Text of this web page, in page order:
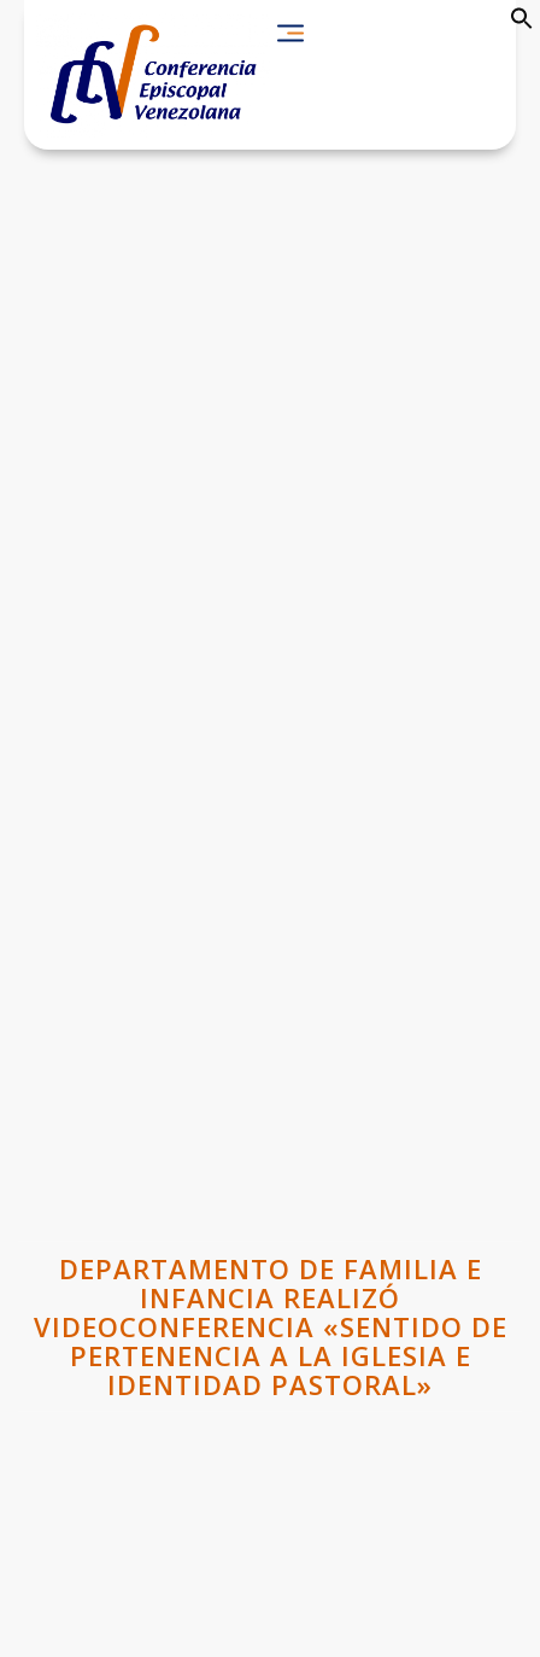
DEPARTAMENTO DE FAMILIA E
INFANCIA REALIZÓ
VIDEOCONFERENCIA «SENTIDO DE
PERTENENCIA A LA IGLESIA E
IDENTIDAD PASTORAL»